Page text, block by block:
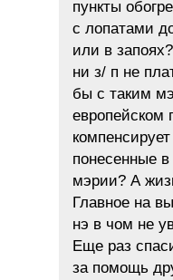
пункты
с лопатами
или в
ни з/ п не
бы с таким
европейском
понесенные в
мэрии? А
Главное на
нэ в чом не
Еще раз
за помощь